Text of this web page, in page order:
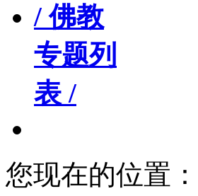
/ 佛教
专题列
表 /
您现在的位置：